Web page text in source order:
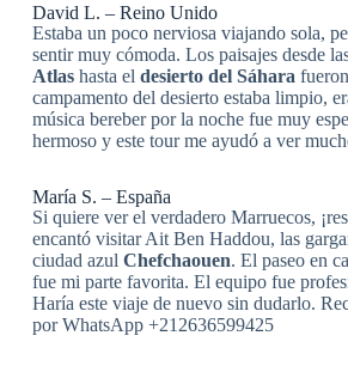
David L. – Reino Unido
Estaba un poco nerviosa viajando sola,
sentir muy cómoda. Los paisajes desde
Atlashasta el desierto del Sáhara
campamento del desierto estaba limpio,
música bereber por la noche fue muy
hermoso y este tour me ayudó a ver
María S. – España
Si quiere ver el verdadero Marruecos,
encantó visitar Ait Ben Haddou, las
ciudad azul Chefchaouen. El paseo en
fue mi parte favorita. El equipo fue
Haría este viaje de nuevo sin dudarlo.
por WhatsApp +212636599425